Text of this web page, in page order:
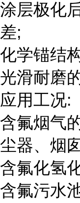
涂层极化
差;
化学锚结
光滑耐磨
应用工况:
含氟烟气
尘器、烟
含氟化氢
含氟污水